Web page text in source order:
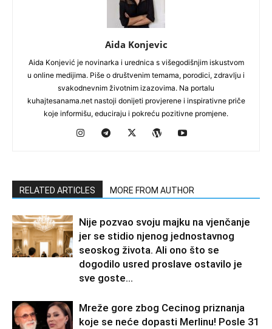
Aida Konjevic
Aida Konjević je novinarka i urednica s višegodišnjim iskustvom
u online medijima. Piše o društvenim temama, porodici, zdravlju i
svakodnevnim životnim izazovima. Na portalu
kuhajtesanama.net nastoji donijeti provjerene i inspirativne priče
koje informišu, educiraju i pokreću pozitivne promjene.
RELATED ARTICLES MORE FROM AUTHOR
Nije pozvao svoju majku na vjenčanje
jer se stidio njenog jednostavnog
seoskog života. Ali ono što se
dogodilo usred proslave ostavilo je
sve goste...
Mreže gore zbog Cecinog priznanja
koje se neće dopasti Merlinu! Posle 31